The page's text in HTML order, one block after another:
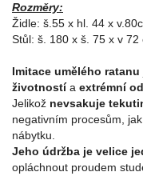
Rozměry:
Židle: š.55 x hl. 44 x
Stůl: š. 180 x š. 75 x v 72
Imitace umělého ratanu
životnostía extrémní
Jelikož nevsakuje
negativním procesům,
nábytku.
Jeho údržba je velice
opláchnout proudem